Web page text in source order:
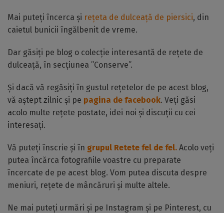
Mai puteți încerca și rețeta de dulceață de piersici, din
caietul bunicii îngălbenit de vreme.
Dar găsiți pe blog o colecție interesantă de rețete de
dulceață, în secțiunea ”Conserve”.
Și dacă vă regăsiți în gustul rețetelor de pe acest blog,
vă aștept zilnic și pe pagina de facebook. Veți găsi
acolo multe rețete postate, idei noi și discuții cu cei
interesați.
Vă puteți înscrie și în grupul Retete fel de fel. Acolo veți
putea încărca fotografiile voastre cu preparate
încercate de pe acest blog. Vom putea discuta despre
meniuri, rețete de mâncăruri și multe altele.
Ne mai puteți urmări și pe Instagram și pe Pinterest, cu